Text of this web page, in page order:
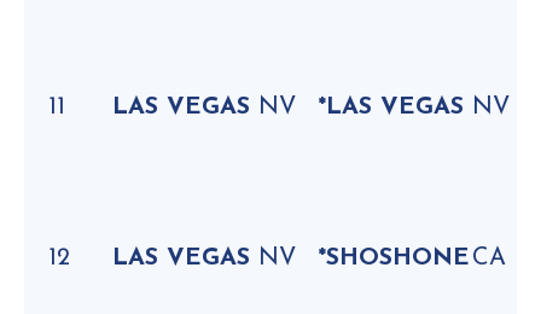
11 LAS VEGAS NV *LAS VEGAS NV
12 LAS VEGAS NV *SHOSHONE CA